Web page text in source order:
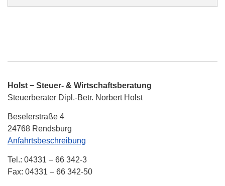
Holst − Steuer- & Wirtschaftsberatung
Steuerberater Dipl.-Betr. Norbert Holst
Beselerstraße 4
24768 Rendsburg
Anfahrtsbeschreibung
Tel.: 04331 – 66 342-3
Fax: 04331 – 66 342-50